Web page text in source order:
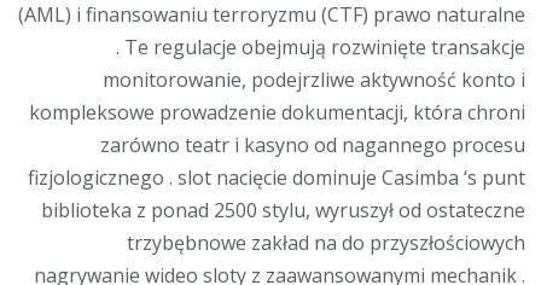
(AML) i finansowaniu terroryzmu (CTF) prawo naturalne
. Te regulacje obejmują rozwinięte transakcje
monitorowanie, podejrzliwe aktywność konto i
kompleksowe prowadzenie dokumentacji, która chroni
zarówno teatr i kasyno od nagannego procesu
fizjologicznego . slot nacięcie dominuje Casimba ‘s punt
biblioteka z ponad 2500 stylu, wyruszył od ostateczne
trzybębnowe zakład na do przyszłościowych
nagrywanie wideo sloty z zaawansowanymi mechanik .